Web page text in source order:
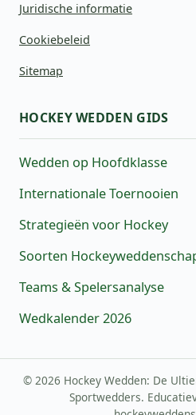
Juridische informatie
Cookiebeleid
Sitemap
HOCKEY WEDDEN GIDS
Wedden op Hoofdklasse
Internationale Toernooien
Strategieën voor Hockey
Soorten
Teams & Spelersanalyse
Wedkalender 2026
© 2026 Hockey Wedden: De
Sportwedders.